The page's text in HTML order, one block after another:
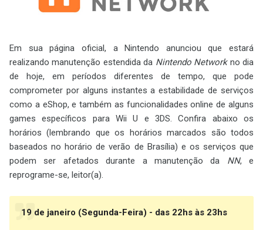
Em sua página oficial, a Nintendo anunciou que estará
realizando manutenção estendida da Nintendo Networkno dia
de hoje, em períodos diferentes de tempo, que pode
comprometer por alguns instantes a estabilidade de serviços
como a eShop, e também as funcionalidades online de alguns
games específicos para Wii U e 3DS. Confira abaixo os
horários (lembrando que os horários marcados são todos
baseados no horário de verão de Brasília) e os serviços que
podem ser afetados durante a manutenção da NN, e
reprograme-se, leitor(a).
19 de janeiro (Segunda-Feira) - das 22hs às 23hs